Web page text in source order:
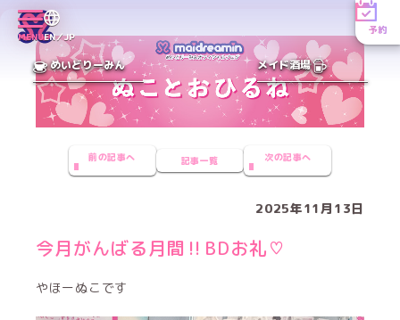
MENUEN／JP
予約
めいどりーみん メイド酒場
前の記事へ 記事一覧 次の記事へ
2025年11月13日
今月がんばる月間‼️BDお礼♡
やほーぬこです